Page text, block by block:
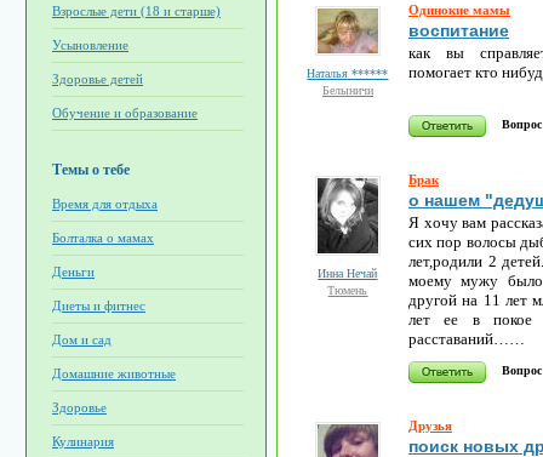
Взрослые дети (18 и старше)
Усыновление
Здоровье детей
Обучение и образование
Темы о тебе
Время для отдыха
Болталка о мамах
Деньги
Диеты и фитнес
Дом и сад
Домашние животные
Здоровье
Кулинария
Наталья ******
Белыничи
Одинокие мамы
воспитание
как вы
помогает кто
Вопрос
Инна Нечай
Тюмень
Брак
о нашем
Я хочу вам
сих пор волосы
лет,родили 2
моему мужу
другой на 11 лет
лет ее в покое
расставаний……
Вопрос
Друзья
поиск новых